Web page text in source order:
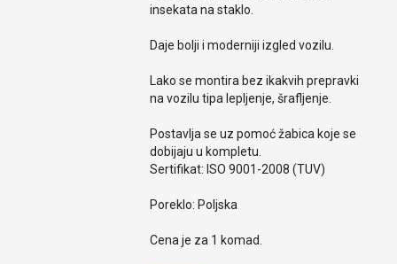
insekata na staklo.
Daje bolji i moderniji izgled vozilu.
Lako se montira bez ikakvih prepravki
na vozilu tipa lepljenje, šrafljenje.
Postavlja se uz pomoć žabica koje se
dobijaju u kompletu.
Sertifikat: ISO 9001-2008 (TUV)
Poreklo: Poljska
Cena je za 1 komad.